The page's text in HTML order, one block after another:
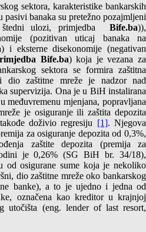
sektora, karakteristike bankarskih
banaka su pretežno pozajmljeni
štedni ulozi, primjedba Bife.ba)),
(pozitivan uticaj banaka na
) i eksterne disekonomije (negativan
Bife.ba) koja je vezana za
sektora se formira zaštitna
dio zaštitne mreže je nadzor nad
supervizija. Ona je u BiH instalirana
međuvremenu mjenjana, popravljana
je osiguranje ili zaštita depozita
doživio regresiju [1]. Njegova
za osiguranje depozita od 0,3%,
zaštite depozita (premija za
je 0,26% (SG BiH br. 34/18),
od osigurane sume koja je nekoliko
dio zaštitne mreže oko bankarskog
banke), a to je ujedno i jedna od
označena kao kreditor u krajnjoj
utočišta (eng. lender of last resort,